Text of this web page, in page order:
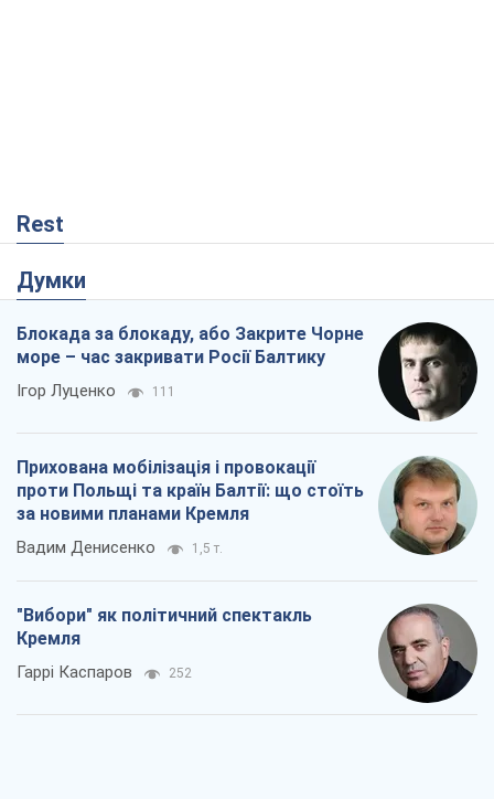
Rest
Думки
Блокада за блокаду, або Закрите Чорне
море – час закривати Росії Балтику
Ігор Луценко 111
Прихована мобілізація і провокації
проти Польщі та країн Балтії: що стоїть
за новими планами Кремля
Вадим Денисенко 1,5 т.
"Вибори" як політичний спектакль
Кремля
Гаррі Каспаров 252